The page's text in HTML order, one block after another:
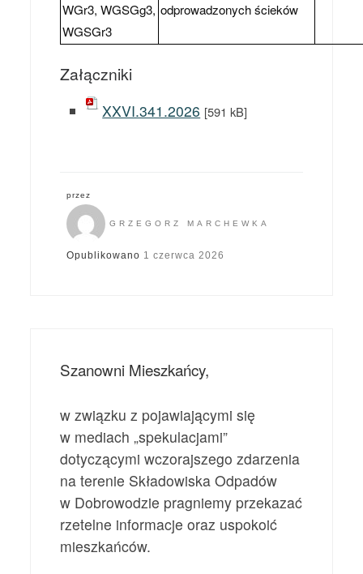
WGr3, WGSGg3,
WGSGr3
odprowadzonych ścieków
Załączniki
XXVI.341.2026 [591 kB]
przez
GRZEGORZ MARCHEWKA
Opublikowano 1 czerwca 2026
Szanowni Mieszkańcy,
w związku z pojawiającymi się
w mediach „spekulacjami”
dotyczącymi wczorajszego zdarzenia
na terenie Składowiska Odpadów
w Dobrowodzie pragniemy przekazać
rzetelne informacje oraz uspokoić
mieszkańców.